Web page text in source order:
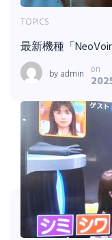
TOPICS
最新機種「
byadmin on